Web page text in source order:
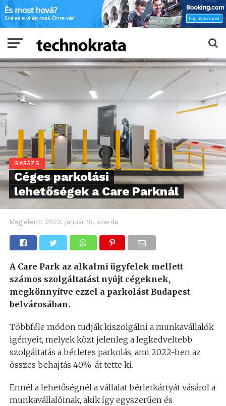
GARÁZS
Céges parkolási
lehetőségek a Care Parknál
Megjelent: 2023. január 18. szerda
A Care Park az alkalmi ügyfelek mellett
számos szolgáltatást nyújt cégeknek,
megkönnyítve ezzel a parkolást Budapest
belvárosában.
Többféle módon tudják kiszolgálni a munkavállalók
igényeit, melyek közt jelenleg a legkedveltebb
szolgáltatás a bérletes parkolás, ami 2022-ben az
összes behajtás 40%-át tette ki.
Ennél a lehetőségnél a vállalat bérletkártyát vásárol a
munkavállalóinak, akik így egyszerűen és